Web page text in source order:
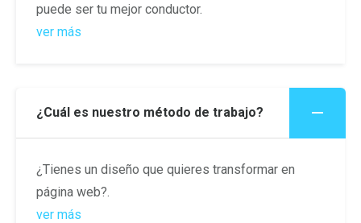
puede ser tu mejor conductor.
ver más
¿Cuál es nuestro método de trabajo?
¿Tienes un diseño que quieres transformar en
página web?.
ver más